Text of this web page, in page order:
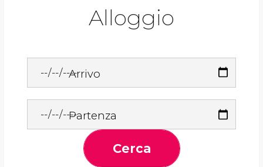
Alloggio
Arrivo
Partenza
Cerca